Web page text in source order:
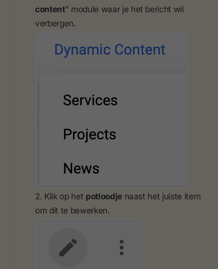
content" module waar je het bericht wil
verbergen.
2. Klik op het potloodjenaast het juiste item
om dit te bewerken.